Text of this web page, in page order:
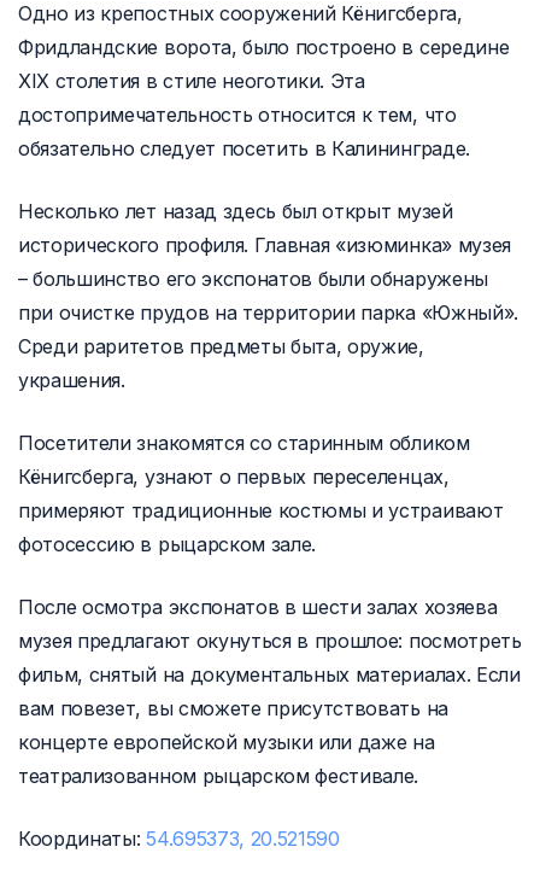
Одно из крепостных сооружений Кёнигсберга,
Фридландские ворота, было построено в середине
XIX столетия в стиле неоготики. Эта
достопримечательность относится к тем, что
обязательно следует посетить в Калининграде.
Несколько лет назад здесь был открыт музей
исторического профиля. Главная «изюминка» музея
– большинство его экспонатов были обнаружены
при очистке прудов на территории парка «Южный».
Среди раритетов предметы быта, оружие,
украшения.
Посетители знакомятся со старинным обликом
Кёнигсберга, узнают о первых переселенцах,
примеряют традиционные костюмы и устраивают
фотосессию в рыцарском зале.
После осмотра экспонатов в шести залах хозяева
музея предлагают окунуться в прошлое: посмотреть
фильм, снятый на документальных материалах. Если
вам повезет, вы сможете присутствовать на
концерте европейской музыки или даже на
театрализованном рыцарском фестивале.
Координаты:54.695373, 20.521590